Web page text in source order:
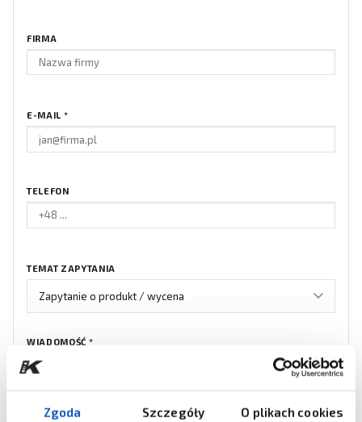
Zgoda Szczegóły O plikach cookies
FIRMA
E-MAIL *
TELEFON
TEMAT ZAPYTANIA
WIADOMOŚĆ *